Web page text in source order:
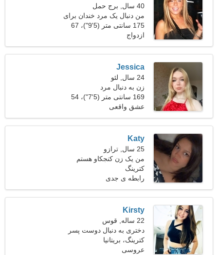
40 سال, برج حمل
من دنبال یک مرد خندان برای
ملاقات هستم
175 سانتی متر (5'9")، 67
کیلوگرم (147 پوند)
ازدواج
Jessica
24 سال, لئو
زن به دنبال مرد
169 سانتی متر (5'7")، 54
کیلوگرم (119 پوند)
عشق واقعی
Katy
25 سال, ترازو
من یک زن کنجکاو هستم
کترینگ
رابطه ی جدی
Kirsty
22 ساله, قوس
دختری به دنبال دوست پسر
26-30
کترینگ، بریتانیا
عروسی